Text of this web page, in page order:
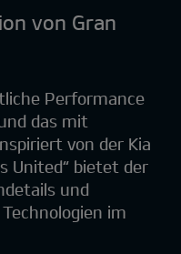
von Gran
Performance
das mit
von der Kia
United“ bietet der
und
im